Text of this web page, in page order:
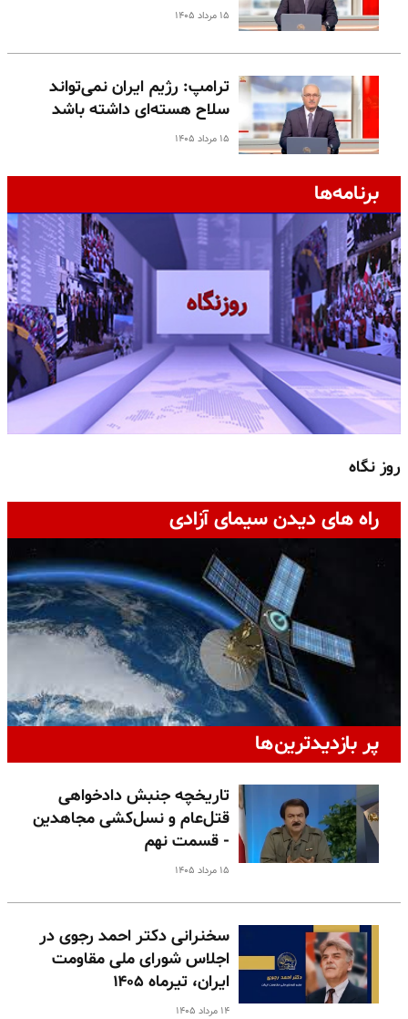
۱۵ مرداد ۱۴۰۵
ترامپ: رژیم ایران نمی‌تواند
سلاح هسته‌ای داشته باشد
۱۵ مرداد ۱۴۰۵
برنامه‌ها
روز نگاه
راه های دیدن سیمای آزادی
پر بازدیدترین‌ها
تاریخچه جنبش دادخواهی
قتل‌عام و نسل‌کشی مجاهدین
- قسمت نهم
۱۵ مرداد ۱۴۰۵
سخنرانی دکتر احمد رجوی در
اجلاس شورای ملی مقاومت
ایران، تیرماه ۱۴۰۵
۱۴ مرداد ۱۴۰۵